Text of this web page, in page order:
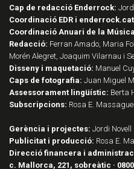
Cap de redacció Enderrock:
Coordinació EDR i
Coordinació Anuari de la
Redacció: Ferran Amado, Maria
Morén Alegret, Joaquim Vilarnau i
Disseny i maquetació: Manuel
Caps de fotografia: Juan Miguel
Assessorament lingüístic: Berta
Subscripcions: Rosa E.
Gerència i projectes: Jordi Novell
Publicitat i producció: Rosa E.
Direcció financera i
c. Mallorca, 221, sobreàtic ·